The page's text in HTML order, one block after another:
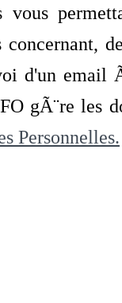
vous
d'un
gÃ¨re les
Personnelles.